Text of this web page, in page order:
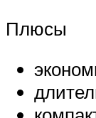
Плюсы